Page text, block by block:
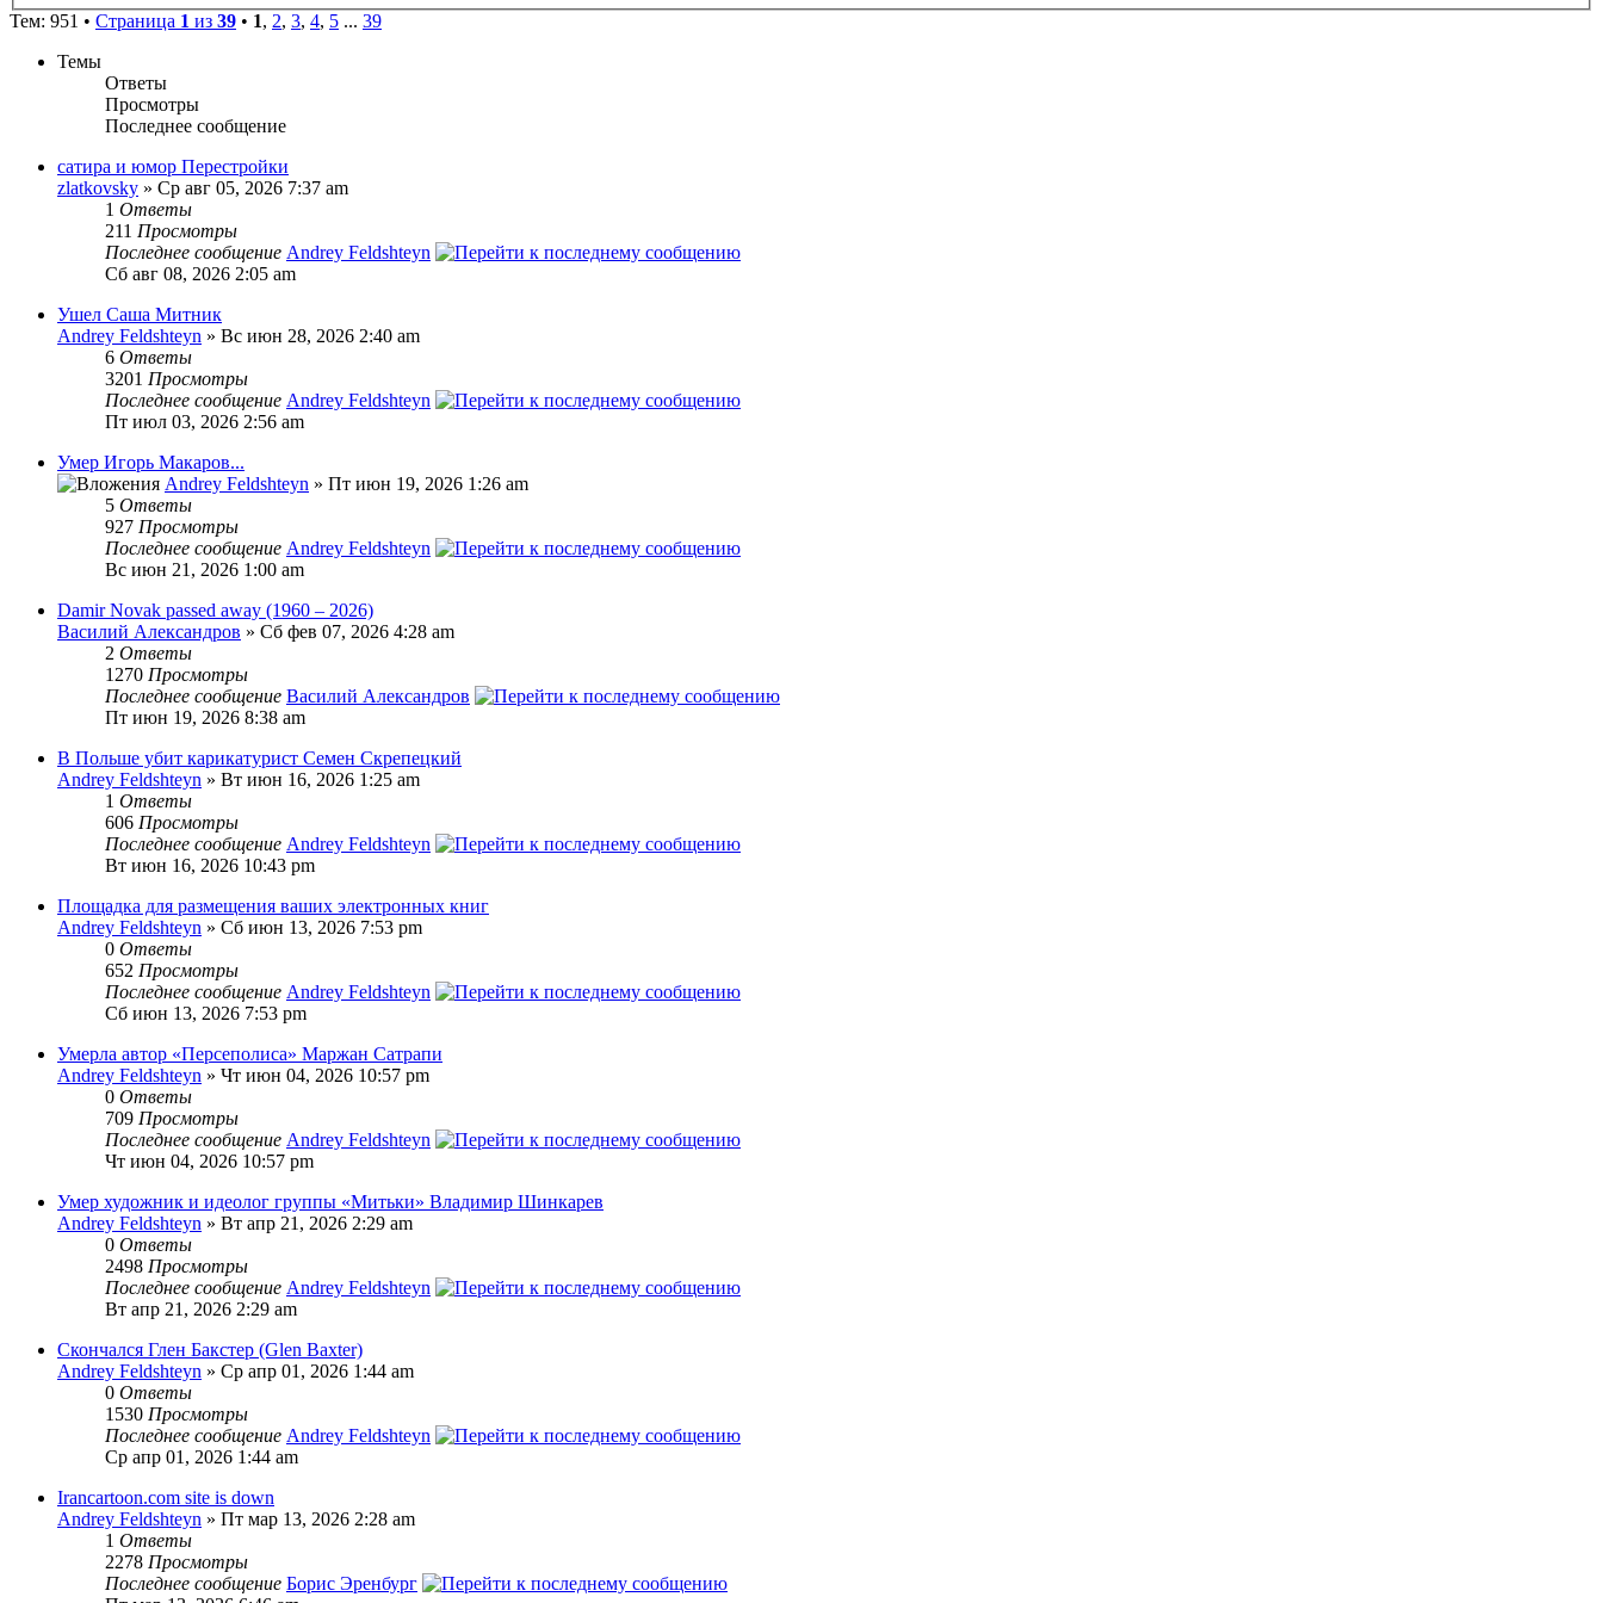
Тем: 951 • Страница 1 из 39 • 1, 2, 3, 4, 5 ... 39
Темы
Ответы
Просмотры
Последнее сообщение
сатира и юмор Перестройки
zlatkovsky » Ср авг 05, 2026 7:37 am
1 Ответы
211 Просмотры
Последнее сообщение Andrey Feldshteyn
Сб авг 08, 2026 2:05 am
Ушел Саша Митник
Andrey Feldshteyn » Вс июн 28, 2026 2:40 am
6 Ответы
3201 Просмотры
Последнее сообщение Andrey Feldshteyn
Пт июл 03, 2026 2:56 am
Умер Игорь Макаров...
Andrey Feldshteyn » Пт июн 19, 2026 1:26 am
5 Ответы
927 Просмотры
Последнее сообщение Andrey Feldshteyn
Вс июн 21, 2026 1:00 am
Damir Novak passed away (1960 – 2026)
Василий Александров » Сб фев 07, 2026 4:28 am
2 Ответы
1270 Просмотры
Последнее сообщение Василий Александров
Пт июн 19, 2026 8:38 am
В Польше убит карикатурист Семен Скрепецкий
Andrey Feldshteyn » Вт июн 16, 2026 1:25 am
1 Ответы
606 Просмотры
Последнее сообщение Andrey Feldshteyn
Вт июн 16, 2026 10:43 pm
Площадка для размещения ваших электронных книг
Andrey Feldshteyn » Сб июн 13, 2026 7:53 pm
0 Ответы
652 Просмотры
Последнее сообщение Andrey Feldshteyn
Сб июн 13, 2026 7:53 pm
Умерла автор «Персеполиса» Маржан Сатрапи
Andrey Feldshteyn » Чт июн 04, 2026 10:57 pm
0 Ответы
709 Просмотры
Последнее сообщение Andrey Feldshteyn
Чт июн 04, 2026 10:57 pm
Умер художник и идеолог группы «Митьки» Владимир Шинкарев
Andrey Feldshteyn » Вт апр 21, 2026 2:29 am
0 Ответы
2498 Просмотры
Последнее сообщение Andrey Feldshteyn
Вт апр 21, 2026 2:29 am
Скончался Глен Бакстер (Glen Baxter)
Andrey Feldshteyn » Ср апр 01, 2026 1:44 am
0 Ответы
1530 Просмотры
Последнее сообщение Andrey Feldshteyn
Ср апр 01, 2026 1:44 am
Irancartoon.com site is down
Andrey Feldshteyn » Пт мар 13, 2026 2:28 am
1 Ответы
2278 Просмотры
Последнее сообщение Борис Эренбург